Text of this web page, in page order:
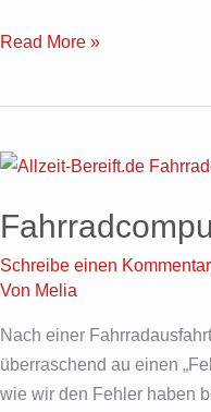
Read More »
Schreibe einen Kommentar
Von Melia
Nach einer
überraschend au einen
wie wir den Fehler haben
Fahrradcomputer
doof